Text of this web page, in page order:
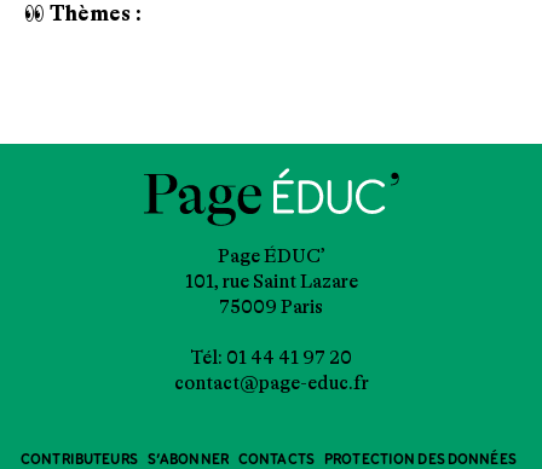
👀 Thèmes :
Page ÉDUC’
101, rue Saint Lazare
75009 Paris
Tél: 01 44 41 97 20
contact@page-educ.fr
CONTRIBUTEURS S’ABONNER CONTACTS PROTECTION DES DONNÉES